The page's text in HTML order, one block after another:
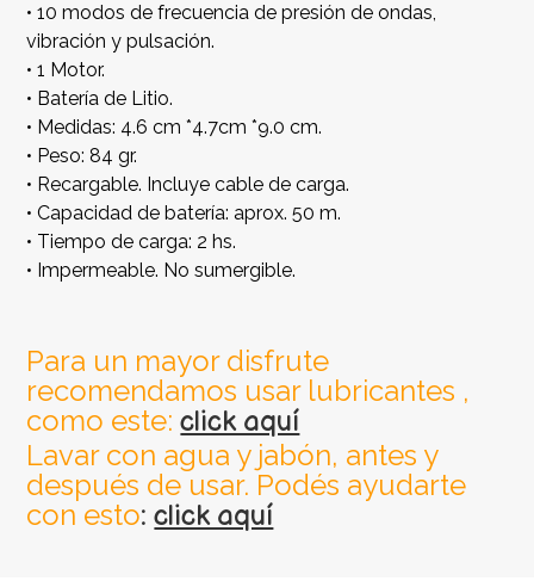
• 10 modos de frecuencia de presión de ondas,
vibración y pulsación.
• 1 Motor.
• Batería de Litio.
• Medidas: 4.6 cm *4.7cm *9.0 cm.
• Peso: 84 gr.
• Recargable. Incluye cable de carga.
• Capacidad de batería: aprox. 50 m.
• Tiempo de carga: 2 hs.
• Impermeable. No sumergible.
Para un mayor disfrute
recomendamos usar lubricantes ,
como este: click aquí
Lavar con agua y jabón, antes y
después de usar. Podés ayudarte
con esto:click aquí